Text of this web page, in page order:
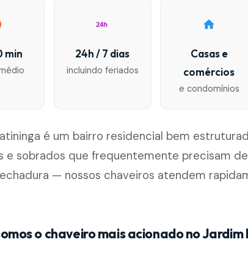
min
24h
24h / 7 dias
incluindo feriados
Casas e
comércios
e condomínios
é um bairro residencial bem
e sobrados que frequentemente precisam
— nossos chaveiros atendem
o chaveiro mais acionado no